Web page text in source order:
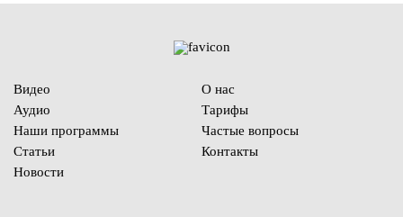
Видео
Аудио
Наши программы
Статьи
Новости
О нас
Тарифы
Частые вопросы
Контакты